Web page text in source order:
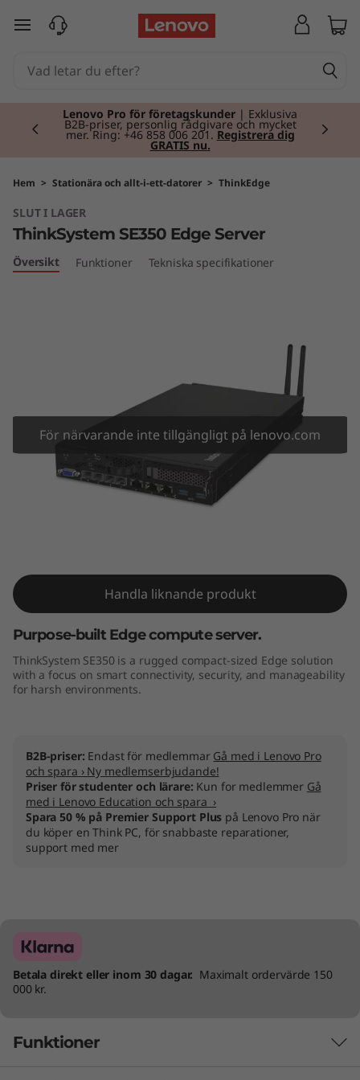
T
S
y
d
g
e
hoppa vidare till huvudinnehållet
Lenovo Pro för företagskunder | Exklusiva
B2B-priser, personlig rådgivare och mycket
mer. Ring: +46 858 006 201. Registrera dig
GRATIS nu.
Currently displaying item 2 of 2
Hem > Stationära och allt-i-ett-datorer > ThinkEdge
SLUT I LAGER
ThinkSystem SE350 Edge Server
Översikt Funktioner Tekniska specifikationer
För närvarande inte tillgängligt på lenovo.com
Handla liknande produkt
Purpose-built Edge compute server.
ThinkSystem SE350 is a rugged compact-sized Edge solution
with a focus on smart connectivity, security, and manageability
for harsh environments.
B2B-priser: Endast för medlemmar Gå med i Lenovo Pro
och spara › Ny medlemserbjudande!
Priser för studenter och lärare: Kun for medlemmer Gå
med i Lenovo Education och spara ›
Spara 50 % på Premier Support Plus på Lenovo Pro när
du köper en Think PC, för snabbaste reparationer,
support med mer
Betala direkt eller inom 30 dagar. Maximalt ordervärde 150
000 kr.
Funktioner